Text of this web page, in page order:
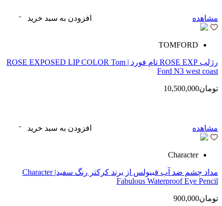
مشاهده افزودن به سبد خرید
TOMFORD
رژلب ROSE EXP تام فورد | ROSE EXPOSED LIP COLOR Tom
Ford N3 west coast
تومان10,500,000
مشاهده افزودن به سبد خرید
Character
مداد چشم ضد آب فبیولس از برند کرکتر رنگ سفید| Character
Fabulous Waterproof Eye Pencil
تومان900,000